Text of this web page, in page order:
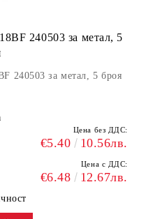
240503 за метал, 5
240503 за метал, 5 броя
Цена без ДДС:
€5.40 10.56лв.
Цена с ДДС:
€6.48 12.67лв.